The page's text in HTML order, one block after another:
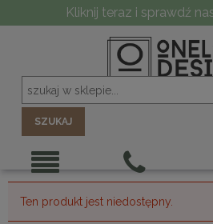
Kliknij teraz i sprawdź
SZUKAJ
Ten produkt jest niedostępny.